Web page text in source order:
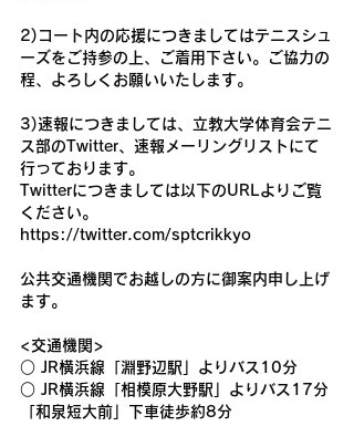
2)コート内の応援につきましてはテニスシュ
ーズをご持参の上、ご着用下さい。ご協力の
程、よろしくお願いいたします。
3)速報につきましては、立教大学体育会テニ
ス部のTwitter、速報メーリングリストにて
行っております。
Twitterにつきましては以下のURLよりご覧
ください。
https://twitter.com/sptcrikkyo
公共交通機関でお越しの方に御案内申し上げ
ます。
<交通機関>
○ JR横浜線「淵野辺駅」よりバス10分
○ JR横浜線「相模原大野駅」よりバス17分
「和泉短大前」下車徒歩約8分